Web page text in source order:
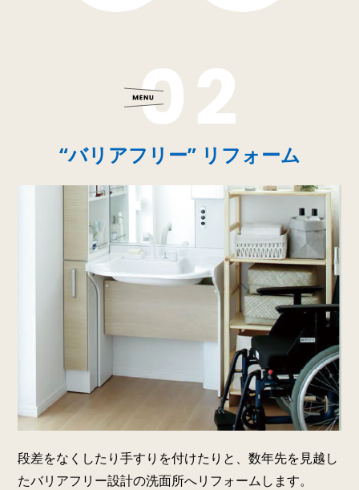
“バリアフリー” リフォーム
段差をなくしたり手すりを付けたりと、数年先を見越し
たバリアフリー設計の洗面所へリフォームします。